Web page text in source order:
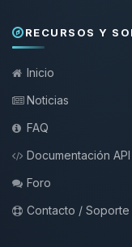
RECURSOS Y
Inicio
Noticias
FAQ
Documentación API
Foro
Contacto / Soporte